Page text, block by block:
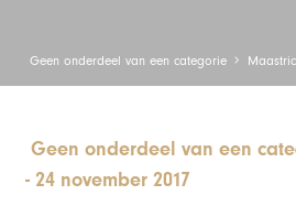
Geen onderdeel van een categorie
Geen onderdeel van een
-24 november 2017